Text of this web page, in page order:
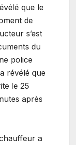
que le
de
s’est
du
police
révélé que
le 25
après
a